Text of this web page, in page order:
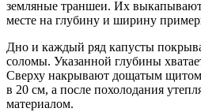
земляные траншеи. Их
месте на глубину и ширину
Дно и каждый ряд капусты
соломы. Указанной глубины
Сверху накрывают дощатым
в 20 см, а после похолодания
материалом.